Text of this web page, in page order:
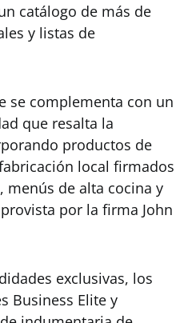
catálogo de más de
y listas de
se complementa con un
que resalta la
productos de
local firmados
menús de alta cocina y
por la firma John
exclusivas, los
Business Elite y